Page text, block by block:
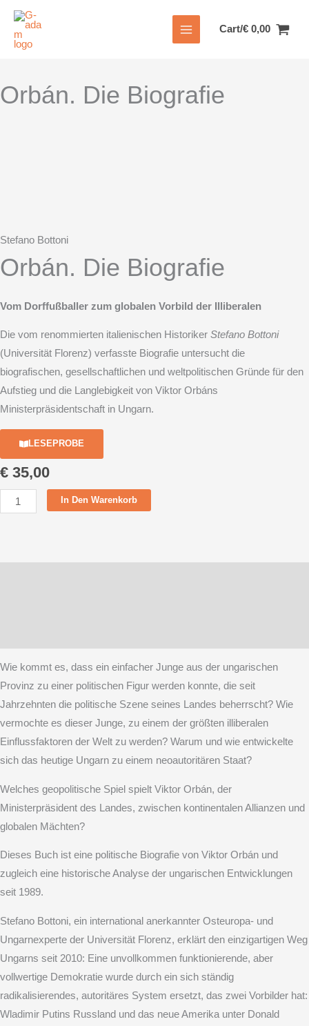
Zum
springen
Cart/€ 0,00
Orbán. Die Biografie
Stefano Bottoni
Orbán. Die Biografie
Vom Dorffußballer zum globalen Vorbild der Illiberalen
Die vom renommierten italienischen Historiker Stefano Bottoni
(Universität Florenz) verfasste Biografie untersucht die
biografischen, gesellschaftlichen und weltpolitischen Gründe für den
Aufstieg und die Langlebigkeit von Viktor Orbáns
Ministerpräsidentschaft in Ungarn.
LESEPROBE
€ 35,00
Orbán.
Die
In Den Warenkorb
Wie kommt es, dass ein einfacher Junge aus der ungarischen
Provinz zu einer politischen Figur werden konnte, die seit
Jahrzehnten die politische Szene seines Landes beherrscht? Wie
vermochte es dieser Junge, zu einem der größten illiberalen
Einflussfaktoren der Welt zu werden? Warum und wie entwickelte
sich das heutige Ungarn zu einem neoautoritären Staat?
Welches geopolitische Spiel spielt Viktor Orbán, der
Ministerpräsident des Landes, zwischen kontinentalen Allianzen und
globalen Mächten?
Dieses Buch ist eine politische Biografie von Viktor Orbán und
zugleich eine historische Analyse der ungarischen Entwicklungen
seit 1989.
Stefano Bottoni, ein international anerkannter Osteuropa- und
Ungarnexperte der Universität Florenz, erklärt den einzigartigen Weg
Ungarns seit 2010: Eine unvollkommen funktionierende, aber
vollwertige Demokratie wurde durch ein sich ständig
radikalisierendes, autoritäres System ersetzt, das zwei Vorbilder hat:
Wladimir Putins Russland und das neue Amerika unter Donald